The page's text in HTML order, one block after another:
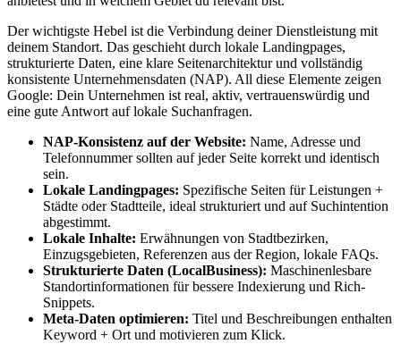
Der wichtigste Hebel ist die Verbindung deiner Dienstleistung mit
deinem Standort. Das geschieht durch lokale Landingpages,
strukturierte Daten, eine klare Seitenarchitektur und vollständig
konsistente Unternehmensdaten (NAP). All diese Elemente zeigen
Google: Dein Unternehmen ist real, aktiv, vertrauenswürdig und
eine gute Antwort auf lokale Suchanfragen.
NAP-Konsistenz auf der Website: Name, Adresse und
Telefonnummer sollten auf jeder Seite korrekt und identisch
sein.
Lokale Landingpages: Spezifische Seiten für Leistungen +
Städte oder Stadtteile, ideal strukturiert und auf Suchintention
abgestimmt.
Lokale Inhalte: Erwähnungen von Stadtbezirken,
Einzugsgebieten, Referenzen aus der Region, lokale FAQs.
Strukturierte Daten (LocalBusiness): Maschinenlesbare
Standortinformationen für bessere Indexierung und Rich-
Snippets.
Meta-Daten optimieren: Titel und Beschreibungen enthalten
Keyword + Ort und motivieren zum Klick.